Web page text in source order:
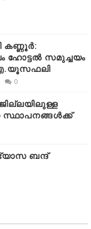
കണ്ണൂർ:
ഹോട്ടൽ സമുച്ചയം
0
സ്ഥാപനങ്ങൾക്ക്
ബന്ദ്